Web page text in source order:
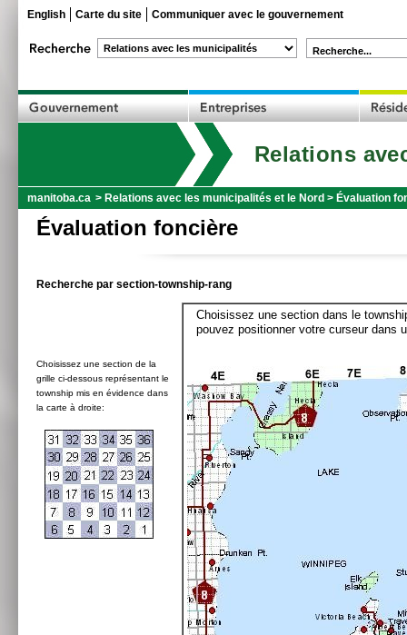
English Carte du site Communiquer avec le gouvernement
Recherche...
Relations
manitoba.ca > Relations avec les municipalités et le Nord > Évaluation
Évaluation foncière
Recherche par section-township-rang
Choisissez une section de la
grille ci-dessous représentant le
township mis en évidence dans
la carte à droite:
Choisissez une section dans le
pouvez positionner votre curseur dans